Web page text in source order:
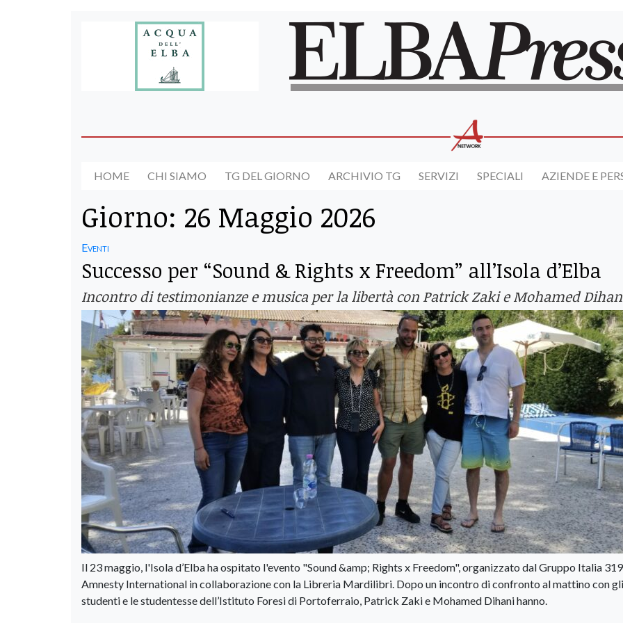
HOME CHI SIAMO TG DEL GIORNO ARCHIVIO TG SERVIZI SPECIALI AZIENDE E
Giorno: 26 Maggio 2026
Eventi
Successo per “Sound & Rights x Freedom” all’Isola d’Elba
Incontro di testimonianze e musica per la libertà con Patrick Zaki e Mohamed
Il 23 maggio, l'Isola d’Elba ha ospitato l'evento "Sound &amp; Rights x Freedom", organizzato dal Gruppo Italia
Amnesty International in collaborazione con la Libreria Mardilibri. Dopo un incontro di confronto al mattino con gli
studenti e le studentesse dell’Istituto Foresi di Portoferraio, Patrick Zaki e Mohamed Dihani hanno.